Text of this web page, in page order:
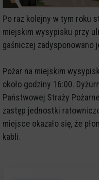
Po raz kolejny w tym roku
miejskim wysypisku przy
gaśniczej zadysponowano
Pożar na miejskim
około godziny 16:00.
Państwowej Straży
zastęp jednostki
miejsce okazało się, że
kabli.